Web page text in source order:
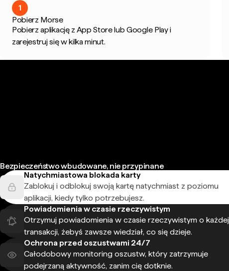
1
Pobierz Morse
Pobierz aplikację z App Store lub Google Play i
zarejestruj się w kilka minut.
Bezpieczeństwo wbudowane, nie przypinane
Natychmiastowa blokada karty
Zablokuj i odblokuj swoją kartę natychmiast z poziomu
aplikacji, kiedy tylko potrzebujesz.
Powiadomienia w czasie rzeczywistym
Otrzymuj powiadomienia w czasie rzeczywistym o każdej
transakcji, żebyś zawsze wiedział, co się dzieje.
Ochrona przed oszustwami 24/7
Całodobowy monitoring oszustw, który zatrzymuje
podejrzaną aktywność, zanim cię dotknie.